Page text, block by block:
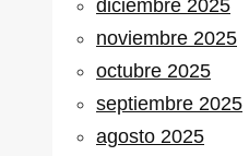
diciembre 2025
noviembre 2025
octubre 2025
septiembre 2025
agosto 2025